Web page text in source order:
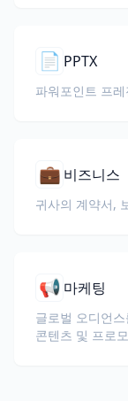
📄 PPTX
파워포인트 프
💼 비즈니스
귀사의 계약서,
📢 마케팅
글로벌 오디언
콘텐츠 및 프로